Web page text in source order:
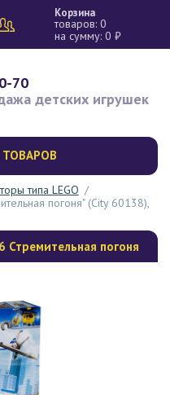
Корзина
товаров: 0
на сумму: 0₽
70
детских игрушек
ТОВАРОВ
типа LEGO /
погоня" (City 60138),
Стремительная погоня